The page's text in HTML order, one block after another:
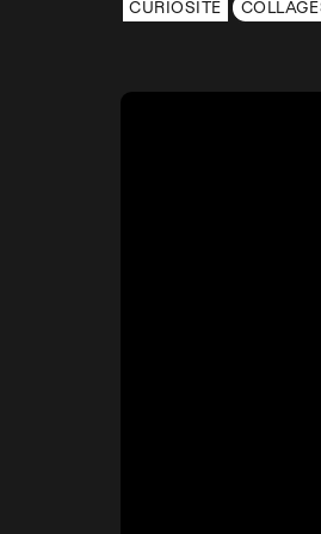
CURIOSITÉ